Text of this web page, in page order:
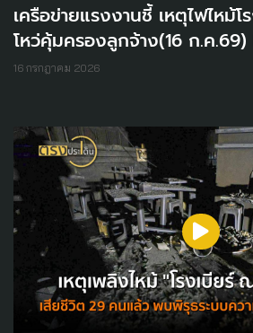
เครือข่ายแรงงานชี้ เหตุไฟไหม้
โหว่คุ้มครองลูกจ้าง(16 ก.ค.69)
16 กรกฎาคม 2026